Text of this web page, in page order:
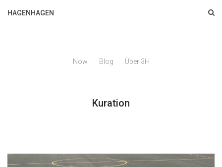
HAGENHAGEN
Now Blog Über 3H
Kuration